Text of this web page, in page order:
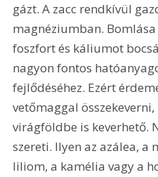
gázt. A zacc rendkívül
magnéziumban.
foszfort és káliumot
nagyon fontos
fejlődéséhez. Ezért
vetőmaggal
virágföldbe is keverhető.
szereti. Ilyen az azálea, a
liliom, a kamélia vagy a